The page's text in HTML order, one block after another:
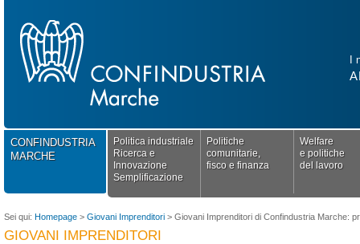
CONFINDUSTRIA
MARCHE
Politica industriale
Ricerca e
Innovazione
Semplificazione
Politiche
comunitarie,
fisco e finanza
Welfare
e politiche
del lavoro
Sei qui: Homepage > Giovani Imprenditori > Giovani Imprenditori di Confindustria Marche:
GIOVANI IMPRENDITORI